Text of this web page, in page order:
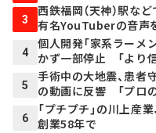
3
西鉄福岡（天神）駅な
有名YouTuberの音声
4
個人開発「家系ラー
かず一部停止 「より
5
手術中の大地震、患
の動画に反響 「プロの
6
「プチプチ」の川上産
創業58年で